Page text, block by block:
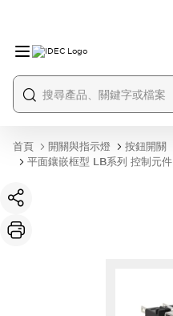
首頁 開關與指示燈 按鈕開關
平面鑲嵌框型 LB系列 控制元件